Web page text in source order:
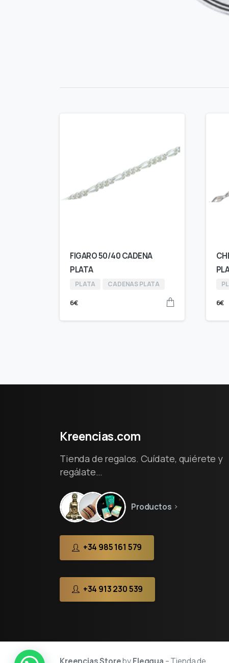
FIGARO 50/40 CADENA
PLATA
PLATA CADENAS PLATA
6€ 6€
Kreencias.com
Tienda de regalos. Cuídate, quiérete y
regálate…
Productos
+34 985 161 579
+34 913 230 539